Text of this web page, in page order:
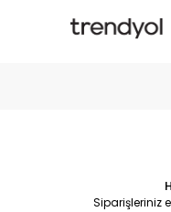
Siparişleriniz